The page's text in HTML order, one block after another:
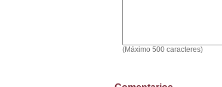
(Máximo 500 caracteres)